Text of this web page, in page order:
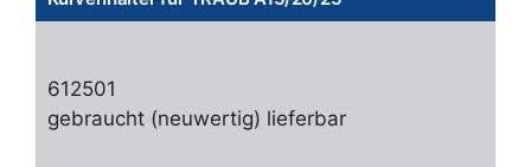
612501
gebraucht (neuwertig) lieferbar